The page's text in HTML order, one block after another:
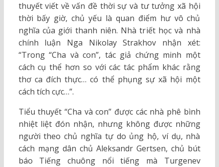
thuyết viết về vấn đề thời sự và tư tưởng xã hội
thời bấy giờ, chủ yếu là quan điểm hư vô chủ
nghĩa của giới thanh niên. Nhà triết học và nhà
chính luận Nga Nikolay Strakhov nhận xét:
“Trong “Cha và con”, tác giả chứng minh một
cách cụ thể hơn so với các tác phẩm khác rằng
thơ ca đích thực… có thể phụng sự xã hội một
cách tích cực…”.
Tiểu thuyết “Cha và con” được các nhà phê bình
nhiệt liệt đón nhận, nhưng không được những
người theo chủ nghĩa tự do ủng hộ, ví dụ, nhà
cách mạng dân chủ Aleksandr Gertsen, chủ bút
báo Tiếng chuông nổi tiếng mà Turgenev